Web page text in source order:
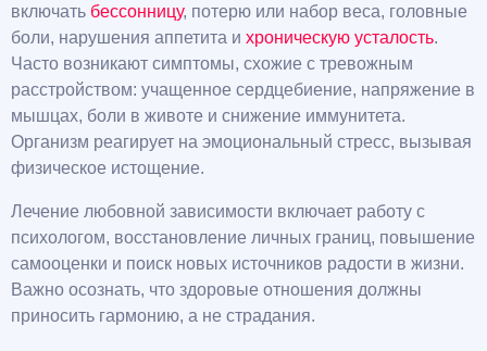
включать бессонницу, потерю или набор веса, головные
боли, нарушения аппетита и хроническую усталость.
Часто возникают симптомы, схожие с тревожным
расстройством: учащенное сердцебиение, напряжение в
мышцах, боли в животе и снижение иммунитета.
Организм реагирует на эмоциональный стресс, вызывая
физическое истощение.
Лечение любовной зависимости включает работу с
психологом, восстановление личных границ, повышение
самооценки и поиск новых источников радости в жизни.
Важно осознать, что здоровые отношения должны
приносить гармонию, а не страдания.